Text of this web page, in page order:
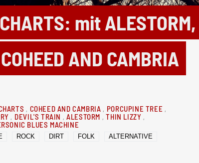
mit ALESTORM,
AND CAMBRIA
COHEED AND CAMBRIA
PORCUPINE TREE
DEVIL'S TRAIN ALESTORM
THIN LIZZY
BLUES MACHINE
ROCK DIRT FOLK ALTERNATIVE